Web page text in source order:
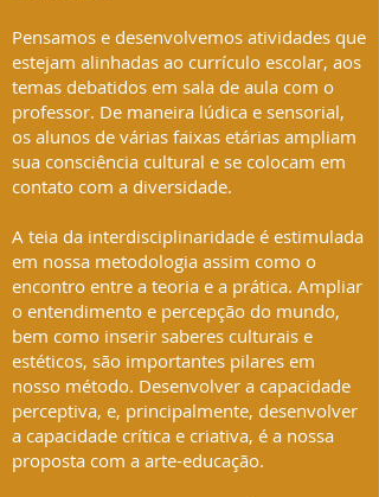
Pensamos e desenvolvemos atividades que
estejam alinhadas ao currículo escolar, aos
temas debatidos em sala de aula com o
professor. De maneira lúdica e sensorial,
os alunos de várias faixas etárias ampliam
sua consciência cultural e se colocam em
contato com a diversidade.
A teia da interdisciplinaridade é estimulada
em nossa metodologia assim como o
encontro entre a teoria e a prática. Ampliar
o entendimento e percepção do mundo,
bem como inserir saberes culturais e
estéticos, são importantes pilares em
nosso método. Desenvolver a capacidade
perceptiva, e, principalmente, desenvolver
a capacidade crítica e criativa, é a nossa
proposta com a arte-educação.